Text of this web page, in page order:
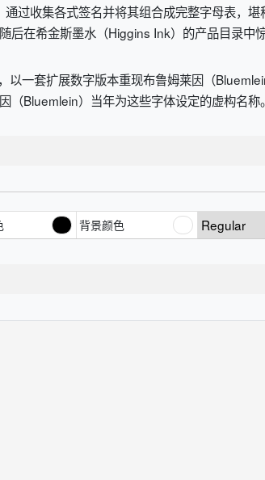
过收集各式签名并将其组合成完整字母表，
在希金斯墨水（Higgins Ink）的产品目录中惊
一套扩展数字版本重现布鲁姆莱因（
Bluemlein）当年为这些字体设定的虚构名称。
背景颜色